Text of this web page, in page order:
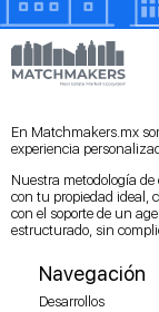
En Matchmakers.mx
experiencia
Nuestra metodología
con tu propiedad ideal,
con el soporte de un
estructurado, sin
Navegación
Desarrollos